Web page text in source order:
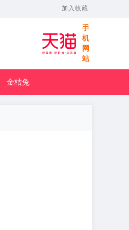
加入收藏
手
机
网
站
金桔兔